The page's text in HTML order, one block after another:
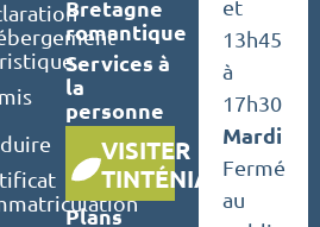
Bretagne
romantique
Services à
la
personne
VISITER
TINTÉNIAC
Plans
et
13h45
à
17h30
Mardi
Fermé
au